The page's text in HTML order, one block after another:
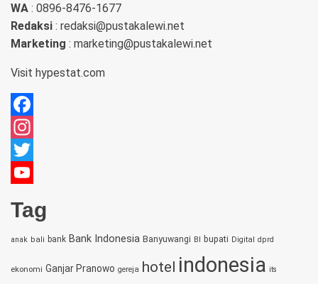
WA : 0896-8476-1677
Redaksi : redaksi@pustakalewi.net
Marketing : marketing@pustakalewi.net
Visit hypestat.com
Facebook
Instagram
Twitter
Channel
Tag
anak bali bank Bank Indonesia Banyuwangi BI bupati Digital dprd
ekonomi Ganjar Pranowo gereja hotel indonesia its